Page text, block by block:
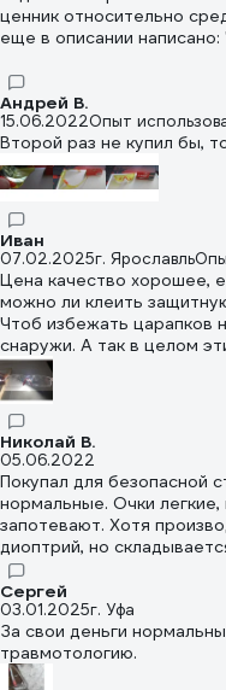
ценник относительно
еще в описании
размер" - нет у них
Андрей В.
15.06.2022Опыт
Второй раз не купил бы,
Иван
07.02.2025г. Ярославль
Цена качество хорошее,
можно ли клеить
Чтоб избежать царапков
снаружи. А так в целом
Николай В.
05.06.2022
Покупал для безопасной
нормальные. Очки
запотевают. Хотя
диоптрий, но
увеличивают. Это ни в
а только в плюс. Но вот
каждого использования
что цена невысокая -
Также применял при
функцию выполняют
Сергей
03.01.2025г. Уфа
За свои деньги
травмотологию.